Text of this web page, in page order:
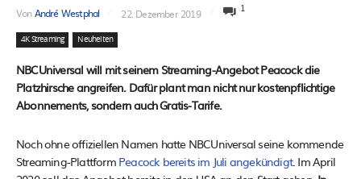
VonAndré Westphal 22. Dezember 2019 1
4K Streaming Neuheiten
NBCUniversal will mit seinem Streaming-Angebot Peacock die
Platzhirsche angreifen. Dafür plant man nicht nur kostenpflichtige
Abonnements, sondern auch Gratis-Tarife.
Noch ohne offiziellen Namen hatte NBCUniversal seine kommende
Streaming-Plattform Peacock bereits im Juli angekündigt. Im April